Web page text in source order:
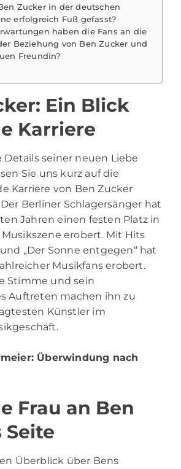
Zucker in der deutschen
erfolgreich Fuß gefasst?
haben die Fans an die
Beziehung von Ben Zucker und
Freundin?
Ein Blick
Karriere
Details seiner neuen Liebe
Sie uns kurz auf die
Karriere von Ben Zucker
Berliner Schlagersänger hat
Jahren einen festen Platz in
erobert. Mit Hits
„Der Sonne entgegen“ hat
Musikfans erobert.
Stimme und sein
Auftreten machen ihn zu
Künstler im
: Überwindung nach
Frau an Ben
Seite
Überblick über Bens